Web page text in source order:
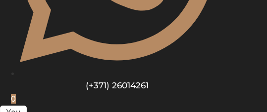
(+371) 26014261
0